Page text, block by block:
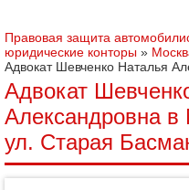
Правовая защита
юридические конторы »
Адвокат Шевченко Наталья
Адвокат
Александровна в
ул. Старая